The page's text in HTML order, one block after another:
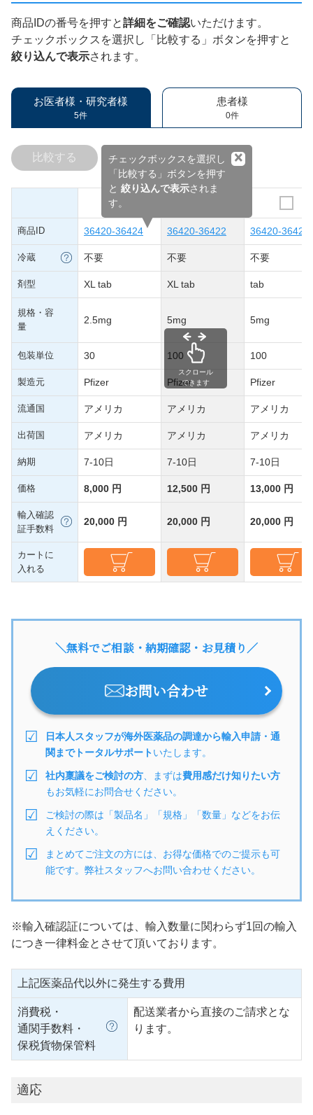
商品IDの番号を押すと詳細をご確認いただけます。
チェックボックスを選択し「比較する」ボタンを押すと
絞り込んで表示されます。
お医者様・研究者様
5件
患者様
0件
チェックボックスを選択し
「比較する」ボタンを押す
と 絞り込んで表示されま
す。
×
比較する
商品ID 36420-36424 36420-36422 36420-36420
冷蔵 不要 不要 不要
剤型 XL tab XL tab tab
規格・容
量
2.5mg 5mg 5mg
包装単位 30 100 100
製造元 Pfizer Pfizer Pfizer
流通国 アメリカ アメリカ アメリカ
出荷国 アメリカ アメリカ アメリカ
納期 7-10日 7-10日 7-10日
価格 8,000 円 12,500 円 13,000 円
輸入確認
証手数料
20,000 円 20,000 円 20,000 円
カートに
入れる
スクロール
できます
＼無料でご相談・納期確認・お見積り／
お問い合わせ
日本人スタッフが海外医薬品の調達から輸入申請・通
関までトータルサポートいたします。
社内稟議をご検討の方 、まずは費用感だけ知りたい方
もお気軽にお問合せください。
ご検討の際は「製品名」「規格」「数量」などをお伝
えください。
まとめてご注文の方には、お得な価格でのご提示も可
能です。弊社スタッフへお問い合わせください。
※輸入確認証については、輸入数量に関わらず1回の輸入
につき一律料金とさせて頂いております。
上記医薬品代以外に発生する費用
消費税・
通関手数料・
保税貨物保管料
配送業者から直接のご請求とな
ります。
適応